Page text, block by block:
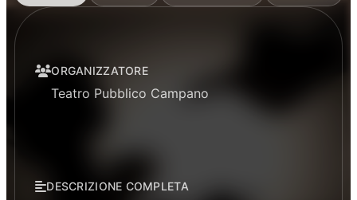
ORGANIZZATORE
Teatro Pubblico Campano
DESCRIZIONE COMPLETA